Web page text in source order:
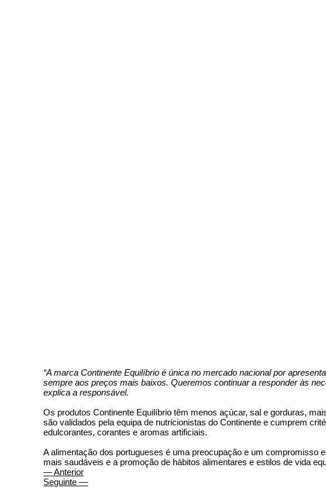
“A marca Continente Equilíbrio é única no mercado nacional por
sempre aos preços mais baixos. Queremos continuar a responder às
explica a responsável.
Os produtos Continente Equilíbrio têm menos açúcar, sal e gorduras,
são validados pela equipa de nutricionistas do Continente e cumprem
edulcorantes, corantes e aromas artificiais.
A alimentação dos portugueses é uma preocupação e um
mais saudáveis e a promoção de hábitos alimentares e estilos de vida
— Anterior
Seguinte —